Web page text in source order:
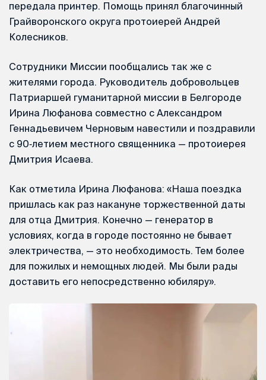
передала принтер. Помощь принял благочинный
Грайворонского округа протоиерей Андрей
Колесников.
Сотрудники Миссии пообщались так же с
жителями города. Руководитель добровольцев
Патриаршей гуманитарной миссии в Белгороде
Ирина Люфанова совместно с Александром
Геннадьевичем Черновым навестили и поздравили
с 90‑летием местного священника — протоиерея
Дмитрия Исаева.
Как отметила Ирина Люфанова: «Наша поездка
пришлась как раз накануне торжественной даты
для отца Дмитрия. Конечно — генератор в
условиях, когда в городе постоянно не бывает
электричества, — это необходимость. Тем более
для пожилых и немощных людей. Мы были рады
доставить его непосредственно юбиляру».